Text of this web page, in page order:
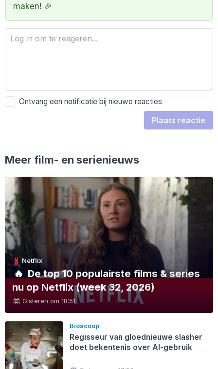
maken! 🎉
Ontvang een notificatie bij nieuwe reacties
Plaats reactie
Meer film- en serienieuws
Netflix
🔥 De top 10 populairste films & series
nu op Netflix (week 32, 2026)
Gisteren om 18:51
Bioscoop
Regisseur van gloednieuwe slasher
doet bekentenis over AI-gebruik